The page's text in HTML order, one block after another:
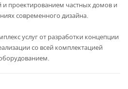
проектированием частных домов и
современного дизайна.
услуг от разработки концепции
со всей комплектацией